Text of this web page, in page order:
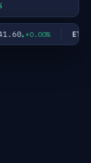
+0.00% ETH/